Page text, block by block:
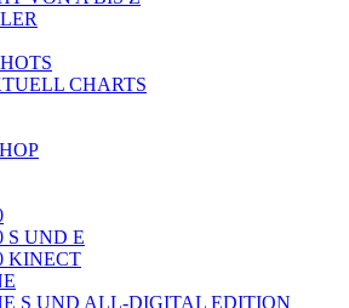
CHARTS
S UND E
KINECT
S UND ALL-DIGITAL EDITION